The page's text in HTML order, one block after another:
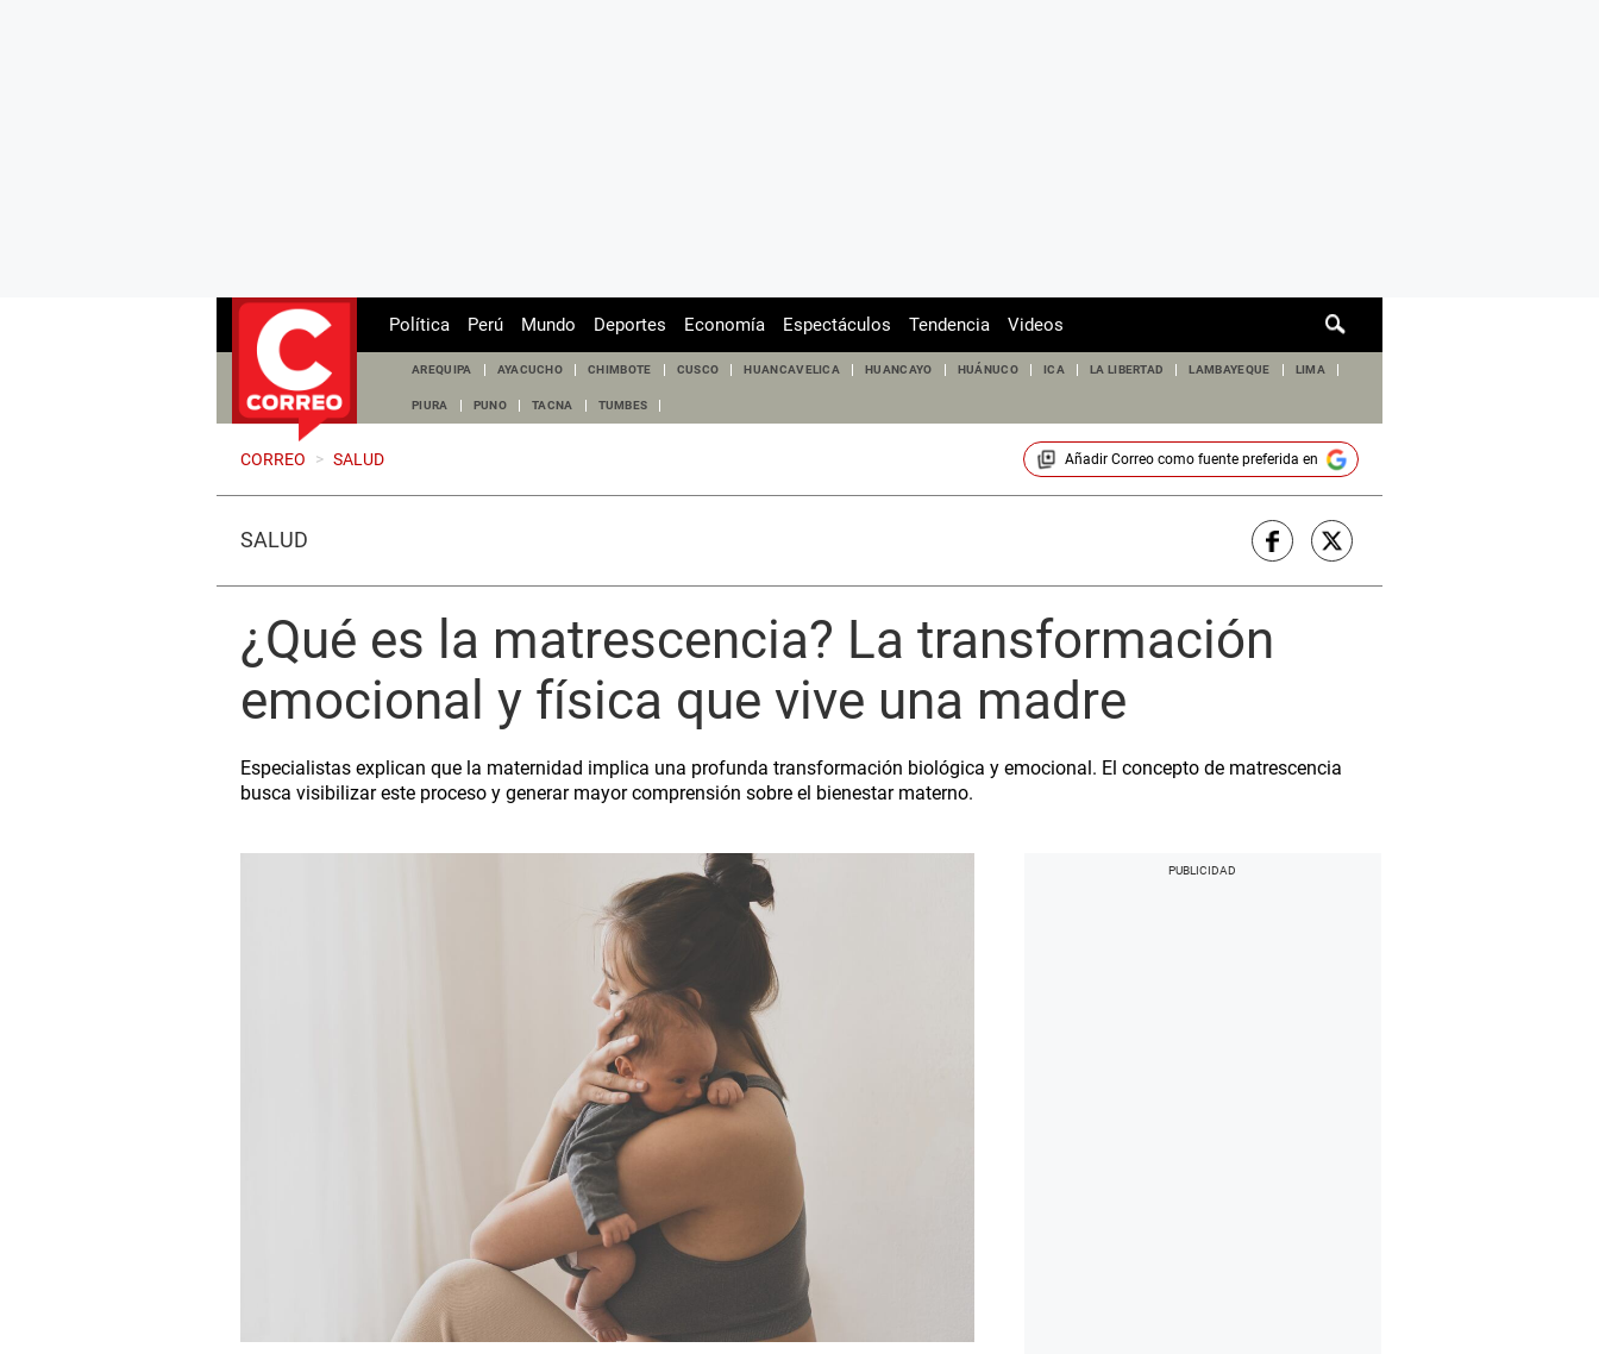
de
Política Perú Mundo Deportes Economía Espectáculos Tendencia Videos
AREQUIPA AYACUCHO CHIMBOTE CUSCO HUANCAVELICA HUANCAYO HUÁNUCO ICA LA LIBERTAD LAMBAYEQUE LIMA
PIURA PUNO TACNA TUMBES
CORREO > SALUD Añadir Correocomo fuente preferida en
SALUD
¿Qué es la matrescencia? La transformación
emocional y física que vive una madre
Especialistas explican que la maternidad implica una profunda transformación biológica y emocional. El concepto de matrescencia
busca visibilizar este proceso y generar mayor comprensión sobre el bienestar materno.